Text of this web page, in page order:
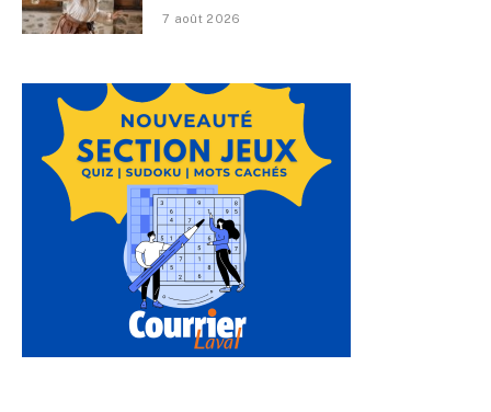
7 août 2026